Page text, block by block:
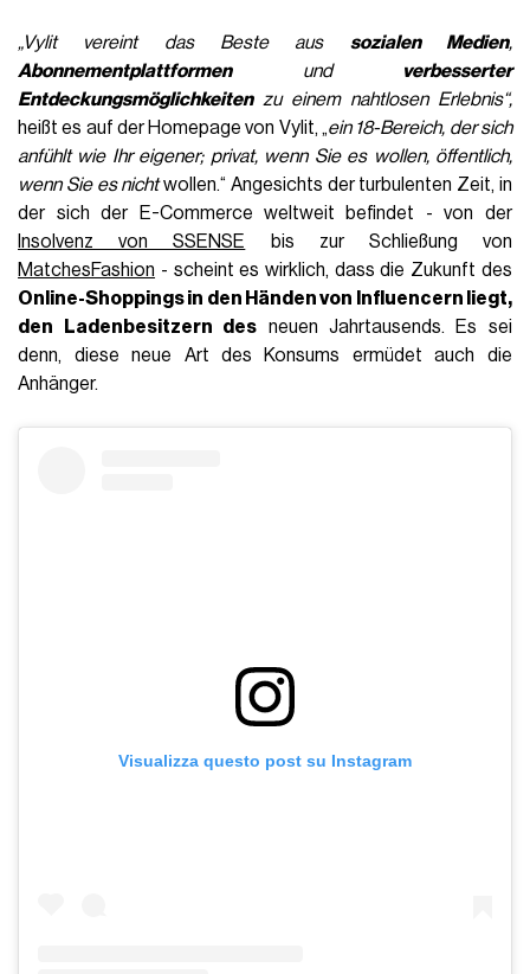
„Vylit vereint das Beste aus sozialen Medien,
Abonnementplattformenund
verbesserter
Entdeckungsmöglichkeitenzu einem nahtlosen Erlebnis“,
heißt es auf der Homepage von Vylit, „ein 18-Bereich, der sich
anfühlt wie Ihr eigener; privat, wenn Sie es wollen, öffentlich,
wenn Sie es nichtwollen.“ Angesichts der turbulenten Zeit, in
der sich der E-Commerce weltweit befindet - von der
Insolvenz von SSENSE bis zur Schließung von
MatchesFashion - scheint es wirklich, dass die Zukunft des
Online-Shoppings in den Händen von Influencern liegt,
den Ladenbesitzern des neuen Jahrtausends. Es sei
denn, diese neue Art des Konsums ermüdet auch die
Anhänger.
Visualizza questo post su Instagram